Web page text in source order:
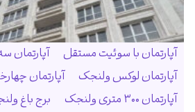
آپارتمان با سوئیت مستقل
آپارتمان
آپارتمان لوکس ولنجک
آپارتمان
آپارتمان ۳۰۰ متری ولنجک
برج باغ ولنجک